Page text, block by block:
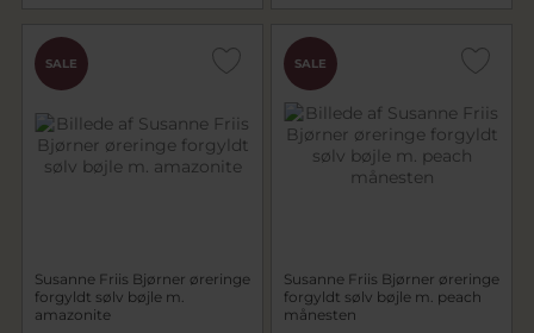
SALE
Susanne Friis Bjørner øreringe
forgyldt sølv bøjle m.
amazonite
SALE
Susanne Friis Bjørner øreringe
forgyldt sølv bøjle m. peach
månesten